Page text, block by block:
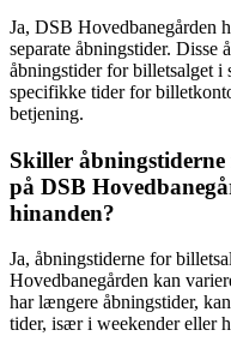
Ja, DSB Hovedbanegården
separate åbningstider. Disse
åbningstider for billetsalget i
specifikke tider for
betjening.
Skiller
på DSB
hinanden?
Ja, åbningstiderne for
Hovedbanegården kan
har længere åbningstider,
tider, især i weekender eller